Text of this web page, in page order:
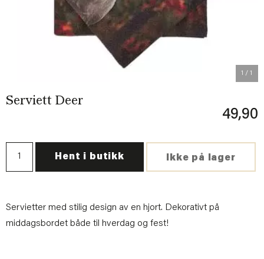
1 / 1
Serviett Deer
49,90
Ikke på lager
Hent i butikk
Servietter med stilig design av en hjort. Dekorativt på
middagsbordet både til hverdag og fest!